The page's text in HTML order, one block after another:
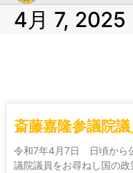
4月 7, 2025
斎藤嘉隆参議院
令和7年4月7日 日頃から
議院議員をお尋ねし国の